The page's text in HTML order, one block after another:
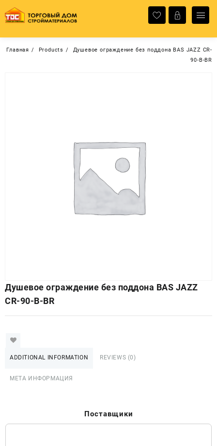
содержимому
Главная Products
Душевое ограждение без поддона BAS JAZZ CR-
90-B-BR
Душевое ограждение без поддона BAS JAZZ
CR-90-B-BR
ADDITIONAL INFORMATION REVIEWS (0)
МЕТА ИНФОРМАЦИЯ
Поставщики